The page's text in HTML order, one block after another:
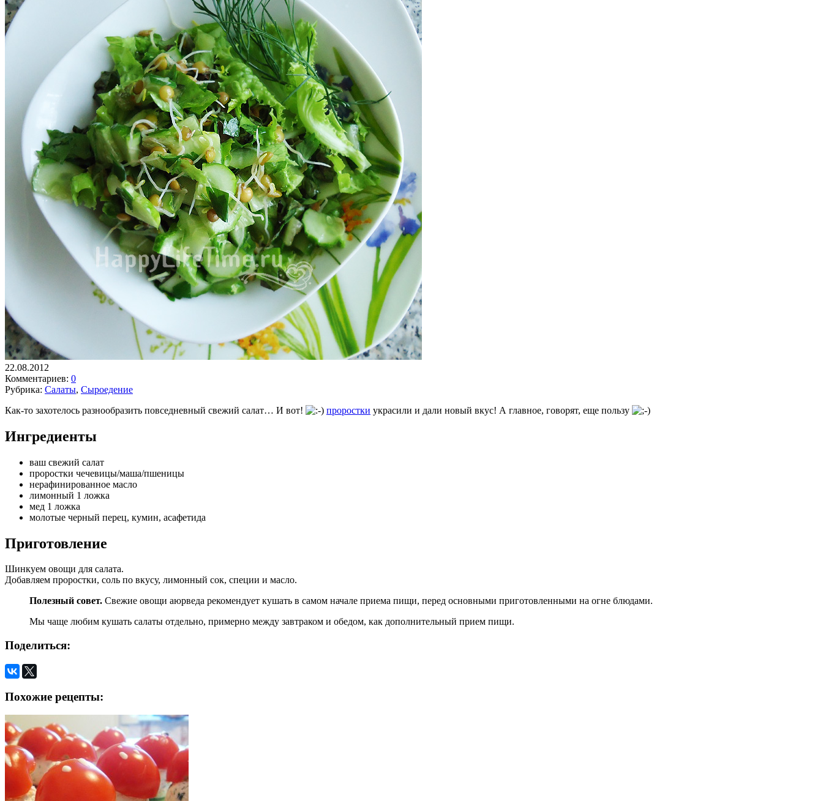
22.08.2012
Комментариев: 0
Рубрика: Салаты, Сыроедение
Как-то захотелось разнообразить повседневный свежий салат… И вот!
проростки украсили и дали новый вкус! А главное, говорят, еще пользу
Ингредиенты
ваш свежий салат
проростки чечевицы/маша/пшеницы
нерафинированное масло
лимонный 1 ложка
мед 1 ложка
молотые черный перец, кумин, асафетида
Приготовление
Шинкуем овощи для салата.
Добавляем проростки, соль по вкусу, лимонный сок, специи и масло.
Полезный совет. Свежие овощи аюрведа рекомендует кушать в самом начале приема пищи, перед основными приготовленными на огне блюдами.
Мы чаще любим кушать салаты отдельно, примерно между завтраком и обедом, как дополнительный прием пищи.
Поделиться:
Похожие рецепты: